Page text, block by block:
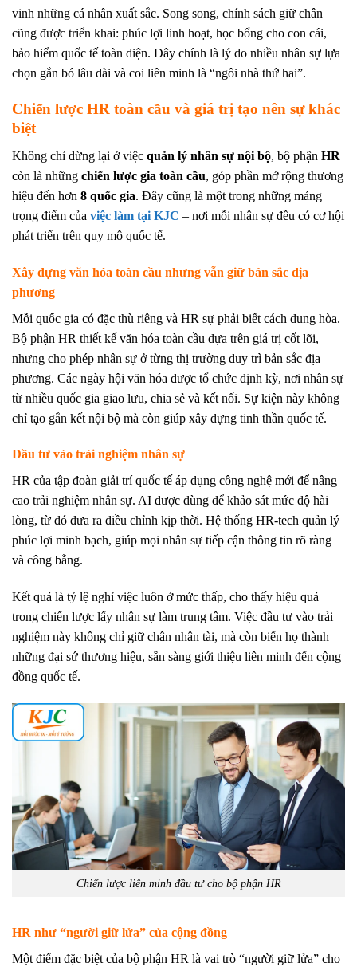
vinh những cá nhân xuất sắc. Song song, chính sách giữ chân
cũng được triển khai: phúc lợi linh hoạt, học bổng cho con cái,
bảo hiểm quốc tế toàn diện. Đây chính là lý do nhiều nhân sự lựa
chọn gắn bó lâu dài và coi liên minh là “ngôi nhà thứ hai”.
Chiến lược HR toàn cầu và giá trị tạo nên sự khác
biệt
Không chỉ dừng lại ở việc quản lý nhân sự nội bộ, bộ phận HR
còn là những chiến lược gia toàn cầu, góp phần mở rộng thương
hiệu đến hơn 8 quốc gia. Đây cũng là một trong những mảng
trọng điểm của việc làm tại KJC – nơi mỗi nhân sự đều có cơ hội
phát triển trên quy mô quốc tế.
Xây dựng văn hóa toàn cầu nhưng vẫn giữ bản sắc địa
phương
Mỗi quốc gia có đặc thù riêng và HR sự phải biết cách dung hòa.
Bộ phận HR thiết kế văn hóa toàn cầu dựa trên giá trị cốt lõi,
nhưng cho phép nhân sự ở từng thị trường duy trì bản sắc địa
phương. Các ngày hội văn hóa được tổ chức định kỳ, nơi nhân sự
từ nhiều quốc gia giao lưu, chia sẻ và kết nối. Sự kiện này không
chỉ tạo gắn kết nội bộ mà còn giúp xây dựng tinh thần quốc tế.
Đầu tư vào trải nghiệm nhân sự
HR của tập đoàn giải trí quốc tế áp dụng công nghệ mới để nâng
cao trải nghiệm nhân sự. AI được dùng để khảo sát mức độ hài
lòng, từ đó đưa ra điều chỉnh kịp thời. Hệ thống HR-tech quản lý
phúc lợi minh bạch, giúp mọi nhân sự tiếp cận thông tin rõ ràng
và công bằng.
Kết quả là tỷ lệ nghỉ việc luôn ở mức thấp, cho thấy hiệu quả
trong chiến lược lấy nhân sự làm trung tâm. Việc đầu tư vào trải
nghiệm này không chỉ giữ chân nhân tài, mà còn biến họ thành
những đại sứ thương hiệu, sẵn sàng giới thiệu liên minh đến cộng
đồng quốc tế.
Chiến lược liên minh đầu tư cho bộ phận HR
HR như “người giữ lửa” của cộng đồng
Một điểm đặc biệt của bộ phận HR là vai trò “người giữ lửa” cho